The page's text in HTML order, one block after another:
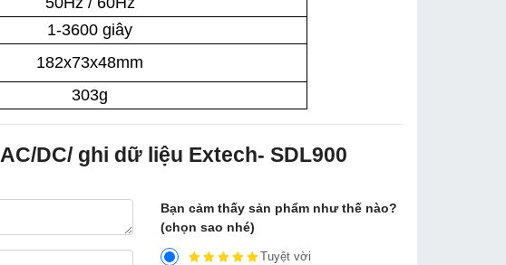
1-3600 giây
182x73x48mm
303g
DC/ ghi dữ liệu Extech- SDL900
Bạn cảm thấy sản phẩm như thế nào?
(chọn sao nhé)
Tuyệt vời